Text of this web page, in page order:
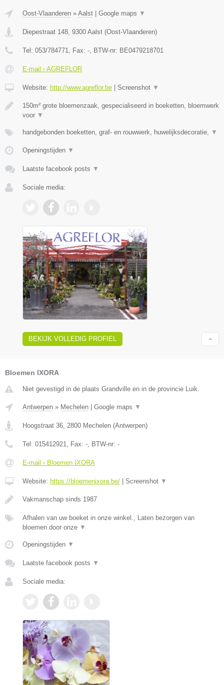
Oost-Vlaanderen » Aalst Google maps ▼
Diepestraat 148, 9300 Aalst (Oost-Vlaanderen)
Tel: 053/784771, Fax: -, BTW-nr: BE0479218701
E-mail › AGREFLOR
Website: http://www.agreflor.be Screenshot ▼
150m² grote bloemenzaak, gespecialiseerd in boeketten, bloemwerk
voor ▼
handgebonden boeketten, graf- en rouwwerk, huwelijksdecoratie, ▼
Openingstijden ▼
Laatste facebook posts ▼
Sociale media:
BEKIJK VOLLEDIG PROFIEL
Bloemen IXORA
Niet gevestigd in de plaats Grandville en in de provincie Luik.
Antwerpen » Mechelen Google maps ▼
Hoogstraat 36 2800 Mechelen (Antwerpen)
Tel: 015412921 , Fax: - , BTW-nr: -
E-mail › Bloemen IXORA
Website: https://bloemenixora.be/ Screenshot ▼
Vakmanschap sinds 1987
Afhalen van uw boeket in onze winkel., Laten bezorgen van
bloemen door onze ▼
Openingstijden ▼
Laatste facebook posts ▼
Sociale media: